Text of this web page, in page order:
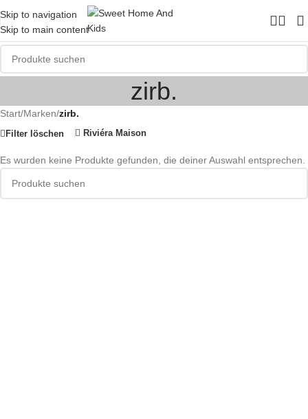
Skip to navigation
Skip to main content
zirb.
Start/Marken/zirb.
Filter löschen Riviéra Maison
Es wurden keine Produkte gefunden, die deiner Auswahl entsprechen.